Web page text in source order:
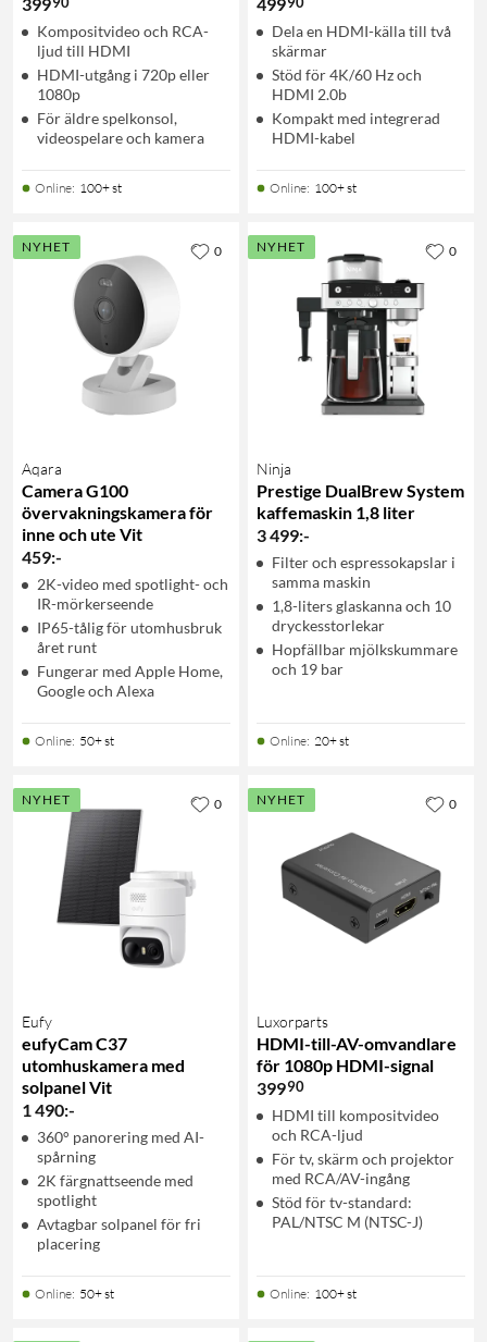
Kompositvideo och RCA-
ljud till HDMI
HDMI-utgång i 720p eller
1080p
För äldre spelkonsol,
videospelare och kamera
Online: 100+ st
Dela en HDMI-källa till två
skärmar
Stöd för 4K/60 Hz och
HDMI 2.0b
Kompakt med integrerad
HDMI-kabel
Online: 100+ st
NYHET
Aqara
Camera G100
övervakningskamera för
inne och ute Vit
459:-
2K-video med spotlight- och
IR-mörkerseende
IP65-tålig för utomhusbruk
året runt
Fungerar med Apple Home,
Google och Alexa
Online: 50+ st
0 NYHET
Ninja
Prestige DualBrew System
kaffemaskin 1,8 liter
3 499:-
Filter och espressokapslar i
samma maskin
1,8-liters glaskanna och 10
dryckesstorlekar
Hopfällbar mjölkskummare
och 19 bar
Online: 20+ st
0
NYHET
Eufy
eufyCam C37
utomhuskamera med
solpanel Vit
1 490:-
360° panorering med AI-
spårning
2K färgnattseende med
spotlight
Avtagbar solpanel för fri
placering
Online: 50+ st
0 NYHET
Luxorparts
HDMI-till-AV-omvandlare
för 1080p HDMI-signal
39990
HDMI till kompositvideo
och RCA-ljud
För tv, skärm och projektor
med RCA/AV-ingång
Stöd för tv-standard:
PAL/NTSC M (NTSC-J)
Online: 100+ st
0